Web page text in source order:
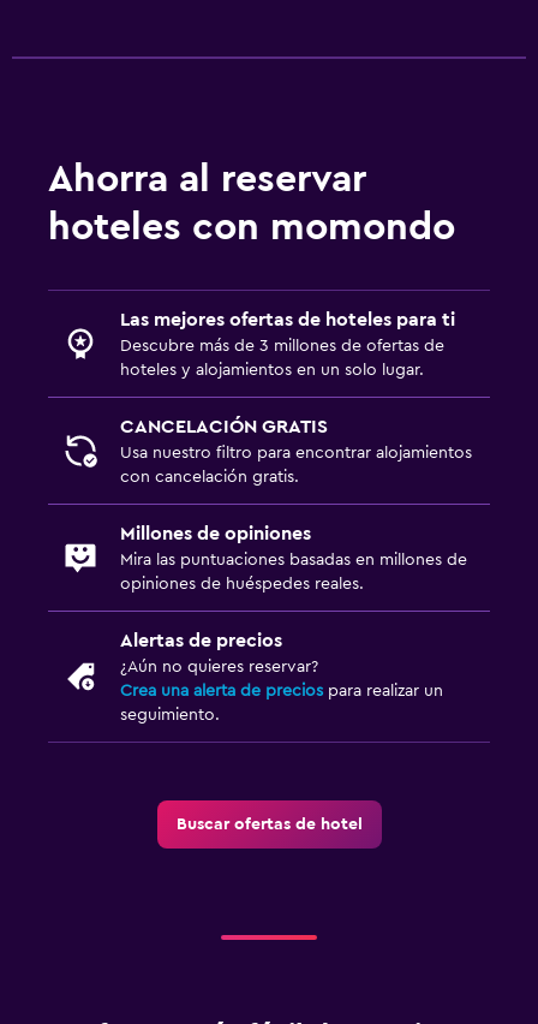
Salud y seguridad
Limpieza diaria
Cámaras CCTV en zonas comunes
Cámaras CCTV en el exterior
Servicios y facilidades
Servicio de despertador
Acceso con tarjeta
Check-out exprés
Recepción 24 horas
Ahorra al reservar
hoteles con momondo
Las mejores ofertas de hoteles para ti
Descubre más de 3 millones de ofertas de
hoteles y alojamientos en un solo lugar.
CANCELACIÓN GRATIS
Usa nuestro filtro para encontrar alojamientos
con cancelación gratis.
Millones de opiniones
Mira las puntuaciones basadas en millones de
opiniones de huéspedes reales.
Alertas de precios
¿Aún no quieres reservar?
Crea una alerta de precios para realizar un
seguimiento.
Buscar ofertas de hotel